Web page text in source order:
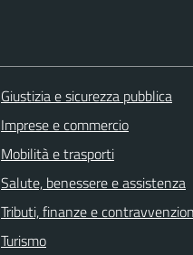
Giustizia e sicurezza pubblica
Imprese e commercio
Mobilità e trasporti
Salute, benessere e assistenza
Tributi, finanze e
Turismo